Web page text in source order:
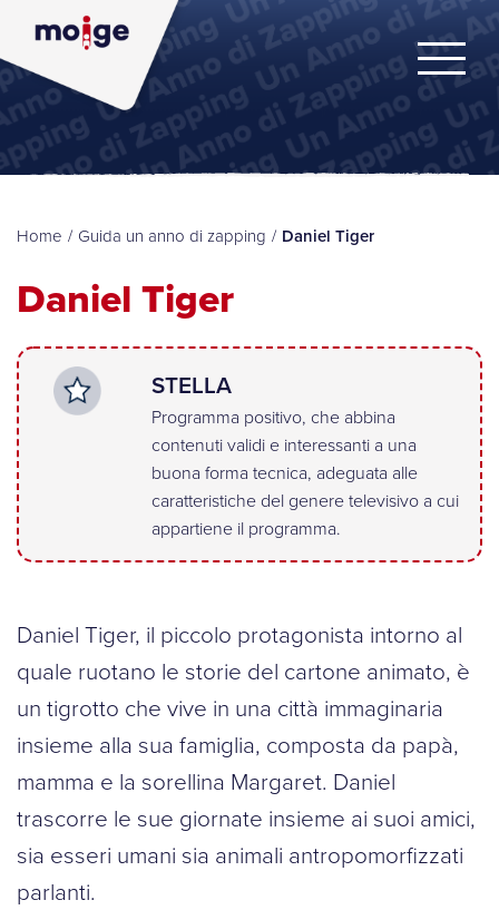
Home / Guida un anno di zapping / Daniel Tiger
Daniel Tiger
STELLA
Programma positivo, che abbina
contenuti validi e interessanti a una
buona forma tecnica, adeguata alle
caratteristiche del genere televisivo a cui
appartiene il programma.
Daniel Tiger, il piccolo protagonista intorno al
quale ruotano le storie del cartone animato, è
un tigrotto che vive in una città immaginaria
insieme alla sua famiglia, composta da papà,
mamma e la sorellina Margaret. Daniel
trascorre le sue giornate insieme ai suoi amici,
sia esseri umani sia animali antropomorfizzati
parlanti.